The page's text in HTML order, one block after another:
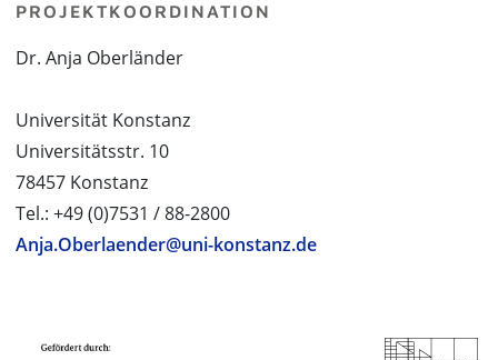
PROJEKTKOORDINATION
Dr. Anja Oberländer
Universität Konstanz
Universitätsstr. 10
78457 Konstanz
Tel.: +49 (0)7531 / 88-2800
Anja.Oberlaender@uni-konstanz.de